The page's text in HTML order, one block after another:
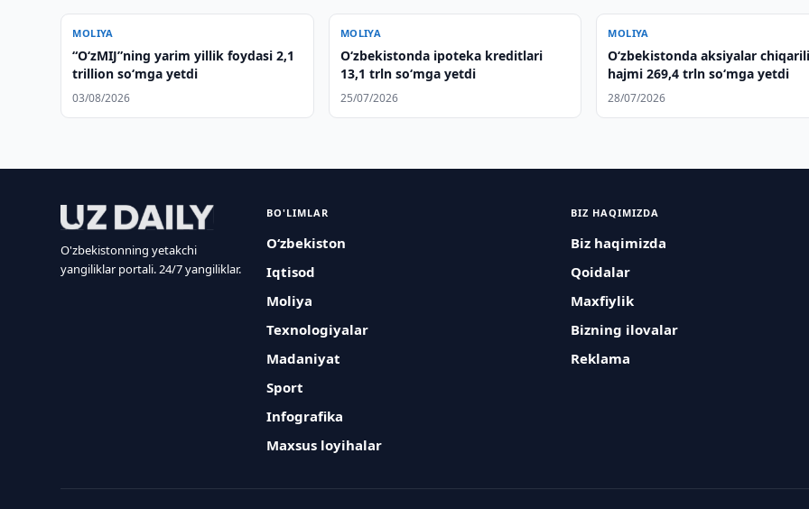
MOLIYA
“O‘zMIJ”ning yarim yillik foydasi 2,1
trillion so‘mga yetdi
03/08/2026
MOLIYA
O‘zbekistonda ipoteka kreditlari
13,1 trln so‘mga yetdi
25/07/2026
MOLIYA
O‘zbekistonda aksiyalar
hajmi 269,4 trln so‘mga yetdi
28/07/2026
O'zbekistonning yetakchi
yangiliklar portali. 24/7 yangiliklar.
BO'LIMLAR
O‘zbekiston
Iqtisod
Moliya
Texnologiyalar
Madaniyat
Sport
Infografika
Maxsus loyihalar
BIZ HAQIMIZDA
Biz haqimizda
Qoidalar
Maxfiylik
Bizning ilovalar
Reklama